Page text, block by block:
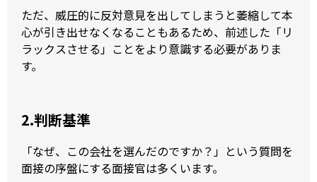
ただ、威圧的に反対意見を出してしまうと萎縮して本
心が引き出せなくなることもあるため、前述した「リ
ラックスさせる」ことをより意識する必要がありま
す。
2.判断基準
「なぜ、この会社を選んだのですか？」という質問を
面接の序盤にする面接官は多くいます。